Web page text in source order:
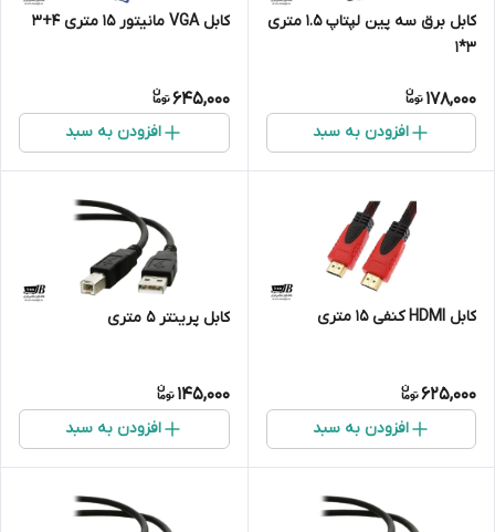
کابل برق سه پین لپتاپ 1.5 متری
3*1
178,000
افزودن به سبد
کابل VGA مانیتور 15 متری 4+3
645,000
افزودن به سبد
کابل HDMI کنفی 15 متری
625,000
افزودن به سبد
کابل پرینتر 5 متری
145,000
افزودن به سبد